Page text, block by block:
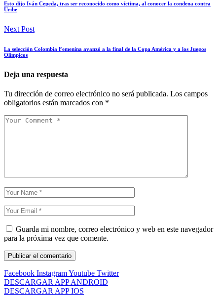
Esto dijo Iván Cepeda, tras ser reconocido como víctima, al conocer la condena contra
Uribe
Next Post
La selección Colombia Femenina avanzó a la final de la Copa América y a los Juegos
Olímpicos
Deja una respuesta
Tu dirección de correo electrónico no será publicada. Los campos
obligatorios están marcados con *
Guarda mi nombre, correo electrónico y web en este navegador
para la próxima vez que comente.
Facebook InstagramYoutube Twitter
DESCARGAR APP ANDROID
DESCARGAR APP IOS